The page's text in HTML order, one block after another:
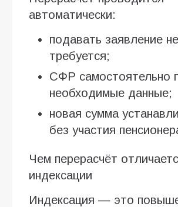
автоматически:
подавать заявление не
требуется;
СФР самостоятельно
необходимые данные;
новая сумма
без участия
Чем перерасчёт
индексации
Индексация — это